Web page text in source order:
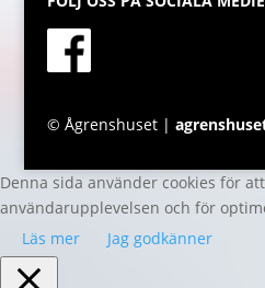
© Ågrenshuset |
Denna sida använder cookies för
användarupplevelsen och för
Läs mer
Jag godkänner